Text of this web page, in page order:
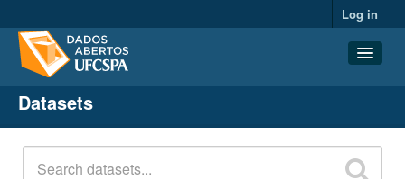
Log in
Datasets
Organizations
Groups
Datasets